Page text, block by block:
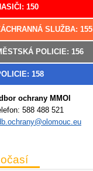
150
SLUŽBA: 155
POLICIE: 156
158
ochrany MMOl
588 488 521